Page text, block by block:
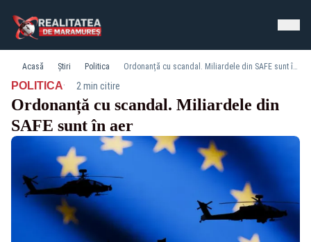
Acasă Știri Politica Ordonanță cu scandal. Miliardele din SAFE sunt în aer
POLITICA· 2 min citire
Ordonanță cu scandal. Miliardele din
SAFE sunt în aer